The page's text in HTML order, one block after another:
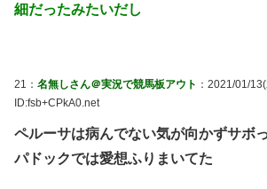
細だったみたいだし
21： 名無しさん＠実況で競馬板アウト ：2021/01/
ID:fsb+CPkA0.net
ペルーサは病んでない気が向かずサボ
パドックでは愛想ふりまいてた